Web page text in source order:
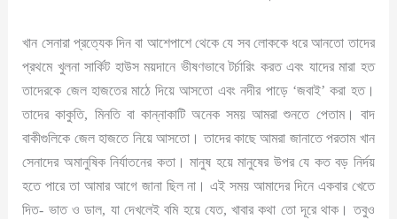
খান সেনারা প্রত্যেক দিন বা আশেপাশে থেকে যে সব লোককে ধরে আনতো তাদের
প্রথমে খুলনা সার্কিট হাউস ময়দানে ভীষণভাবে টর্চারিং করত এবং যাদের মারা হত
তাদেরকে জেল হাজতের মাঠে দিয়ে আসতো এবং নদীর পাড়ে ‘জবাই’ করা হত।
তাদের কাকুতি, মিনতি বা কান্নাকাটি অনেক সময় আমরা শুনতে পেতাম। বাদ
বাকীগুলিকে জেল হাজতে নিয়ে আসতো। তাদের কাছে আমরা জানাতে পরতাম খান
সেনাদের অমানুষিক নির্যাতনের কতা। মানুষ হয়ে মানুষের উপর যে কত বড় নির্দয়
হতে পারে তা আমার আগে জানা ছিল না। এই সময় আমাদের দিনে একবার খেতে
দিত- ভাত ও ডাল, যা দেখলেই বমি হয়ে যেত, খাবার কথা তো দূরে থাক। তবুও